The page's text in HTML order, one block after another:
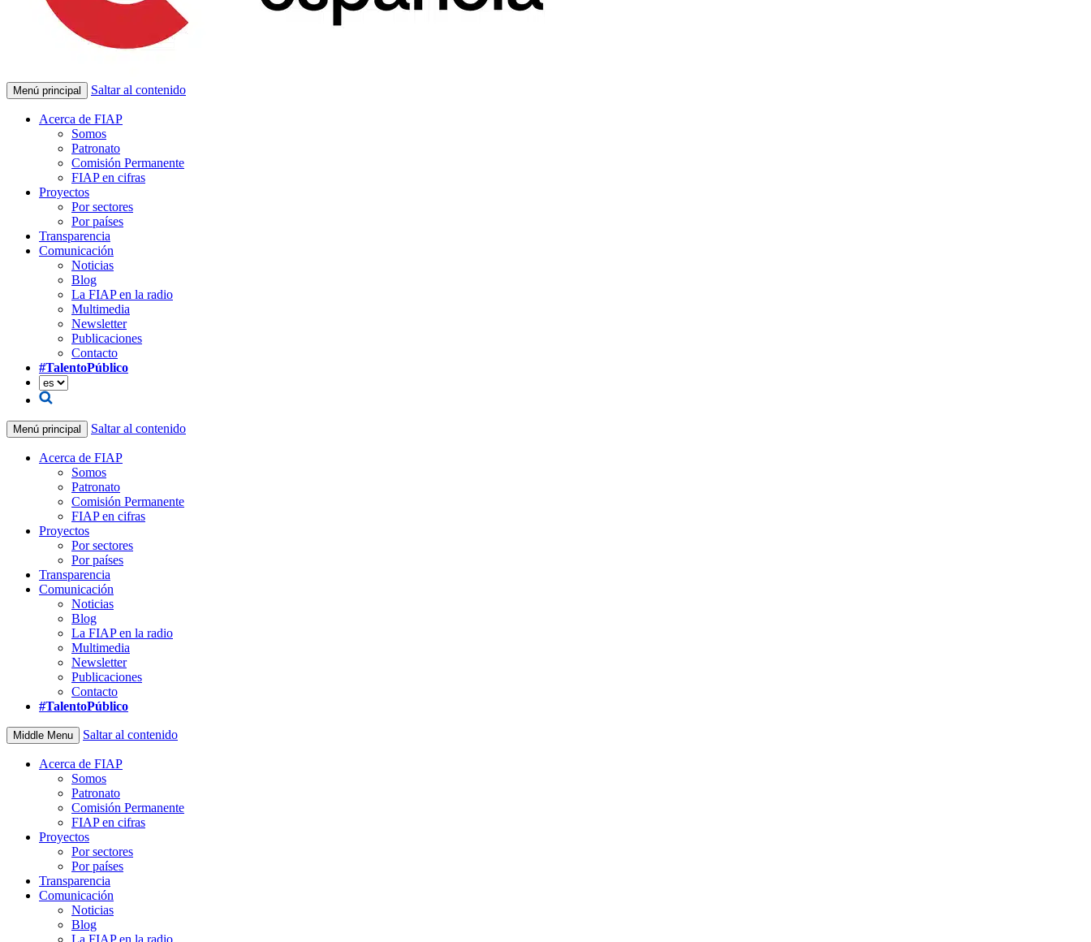
Menú principal Saltar al contenido
Acerca de FIAP
Somos
Patronato
Comisión Permanente
FIAP en cifras
Proyectos
Por sectores
Por países
Transparencia
Comunicación
Noticias
Blog
La FIAP en la radio
Multimedia
Newsletter
Publicaciones
Contacto
#TalentoPúblico
Menú principal Saltar al contenido
Acerca de FIAP
Somos
Patronato
Comisión Permanente
FIAP en cifras
Proyectos
Por sectores
Por países
Transparencia
Comunicación
Noticias
Blog
La FIAP en la radio
Multimedia
Newsletter
Publicaciones
Contacto
#TalentoPúblico
Middle Menu Saltar al contenido
Acerca de FIAP
Somos
Patronato
Comisión Permanente
FIAP en cifras
Proyectos
Por sectores
Por países
Transparencia
Comunicación
Noticias
Blog
La FIAP en la radio